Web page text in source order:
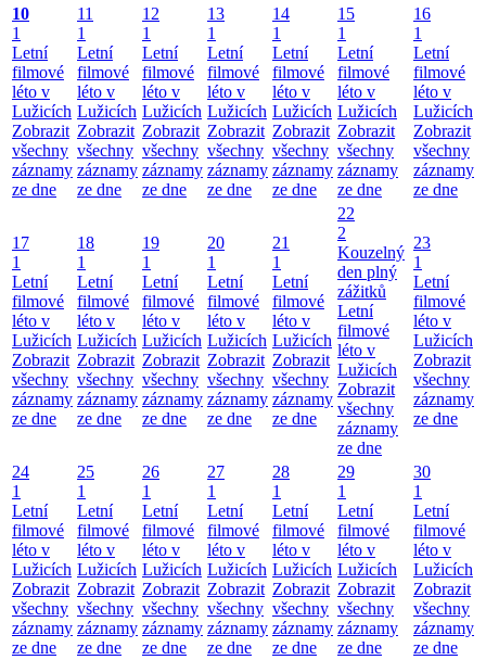
10
1
Letní
filmové
léto v
Lužicích
Zobrazit
všechny
záznamy
ze dne
11
1
Letní
filmové
léto v
Lužicích
Zobrazit
všechny
záznamy
ze dne
12
1
Letní
filmové
léto v
Lužicích
Zobrazit
všechny
záznamy
ze dne
13
1
Letní
filmové
léto v
Lužicích
Zobrazit
všechny
záznamy
ze dne
14
1
Letní
filmové
léto v
Lužicích
Zobrazit
všechny
záznamy
ze dne
15
1
Letní
filmové
léto v
Lužicích
Zobrazit
všechny
záznamy
ze dne
16
1
Letní
filmové
léto v
Lužicích
Zobrazit
všechny
záznamy
ze dne
17
1
Letní
filmové
léto v
Lužicích
Zobrazit
všechny
záznamy
ze dne
18
1
Letní
filmové
léto v
Lužicích
Zobrazit
všechny
záznamy
ze dne
19
1
Letní
filmové
léto v
Lužicích
Zobrazit
všechny
záznamy
ze dne
20
1
Letní
filmové
léto v
Lužicích
Zobrazit
všechny
záznamy
ze dne
21
1
Letní
filmové
léto v
Lužicích
Zobrazit
všechny
záznamy
ze dne
22
2
Kouzelný
den plný
zážitků
Letní
filmové
léto v
Lužicích
Zobrazit
všechny
záznamy
ze dne
23
1
Letní
filmové
léto v
Lužicích
Zobrazit
všechny
záznamy
ze dne
24
1
Letní
filmové
léto v
Lužicích
Zobrazit
všechny
záznamy
ze dne
25
1
Letní
filmové
léto v
Lužicích
Zobrazit
všechny
záznamy
ze dne
26
1
Letní
filmové
léto v
Lužicích
Zobrazit
všechny
záznamy
ze dne
27
1
Letní
filmové
léto v
Lužicích
Zobrazit
všechny
záznamy
ze dne
28
1
Letní
filmové
léto v
Lužicích
Zobrazit
všechny
záznamy
ze dne
29
1
Letní
filmové
léto v
Lužicích
Zobrazit
všechny
záznamy
ze dne
30
1
Letní
filmové
léto v
Lužicích
Zobrazit
všechny
záznamy
ze dne